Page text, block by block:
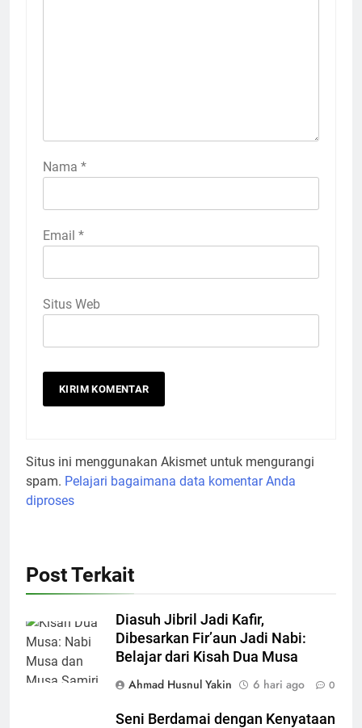
Nama *
Email *
Situs Web
Situs ini menggunakan Akismet untuk mengurangi
spam. Pelajari bagaimana data komentar Anda
diproses
Post Terkait
Diasuh Jibril Jadi Kafir,
Dibesarkan Fir’aun Jadi Nabi:
Belajar dari Kisah Dua Musa
Ahmad Husnul Yakin
6 hari ago 0
Seni Berdamai dengan Kenyataan